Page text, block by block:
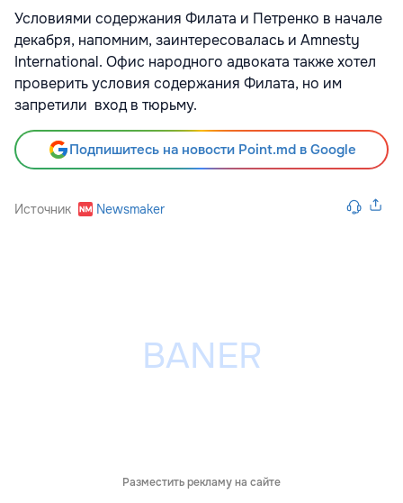
Условиями содержания Филата и Петренко в начале
декабря, напомним, заинтересовалась и Amnesty
International. Офис народного адвоката также хотел
проверить условия содержания Филата, но им
запретили вход в тюрьму.
Подпишитесь на новости Point.md в Google
Источник Newsmaker
Разместить рекламу на сайте